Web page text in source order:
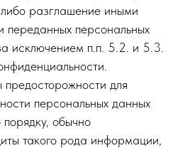
разглашение иными
персональных
исключением п.п. 5.2. и 5.3.
для
персональных данных
порядку, обычно
такого рода информации,